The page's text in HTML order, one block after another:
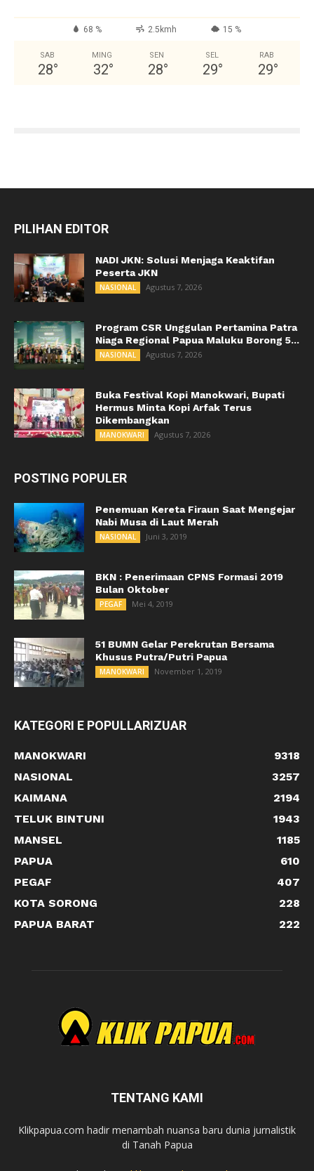
68 % 2.5kmh 15 %
SAB
28°
MING
32°
SEN
28°
SEL
29°
RAB
29°
PILIHAN EDITOR
NADI JKN: Solusi Menjaga Keaktifan
Peserta JKN
NASIONAL Agustus 7, 2026
Program CSR Unggulan Pertamina Patra
Niaga Regional Papua Maluku Borong 5...
NASIONAL Agustus 7, 2026
Buka Festival Kopi Manokwari, Bupati
Hermus Minta Kopi Arfak Terus
Dikembangkan
MANOKWARI Agustus 7, 2026
POSTING POPULER
Penemuan Kereta Firaun Saat Mengejar
Nabi Musa di Laut Merah
NASIONAL Juni 3, 2019
BKN : Penerimaan CPNS Formasi 2019
Bulan Oktober
PEGAF Mei 4, 2019
51 BUMN Gelar Perekrutan Bersama
Khusus Putra/Putri Papua
MANOKWARI November 1, 2019
KATEGORI E POPULLARIZUAR
MANOKWARI
9318
NASIONAL
3257
KAIMANA
2194
TELUK BINTUNI
1943
MANSEL
1185
PAPUA
610
PEGAF
407
KOTA SORONG
228
PAPUA BARAT
222
TENTANG KAMI
Klikpapua.com hadir menambah nuansa baru dunia jurnalistik
di Tanah Papua